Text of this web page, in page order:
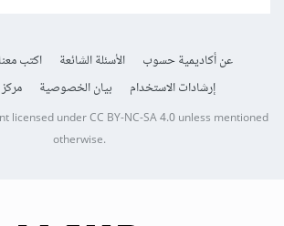
عن أكاديمية حسوب الأسئلة الشائعة اكتب معنا
إرشادات الاستخدام
بيان الخصوصية
licensed underCC BY-NC-SA 4.0unless mentioned
otherwise.